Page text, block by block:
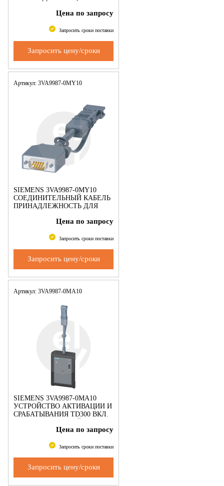
COM800, COM060Цена по запросу
Запросить сроки поставки
Запросить цену/сроки
Артикул: 3VA9987-0MY10
SIEMENS 3VA9987-0MY10
СОЕДИНИТЕЛЬНЫЙ КАБЕЛЬ
ПРИНАДЛЕЖНОСТЬ ДЛЯ
ПРИНАДЛЕЖНОСТЬ ДЛЯ
Цена по запросу
Запросить сроки поставки
Запросить цену/сроки
Артикул: 3VA9987-0MA10
SIEMENS 3VA9987-0MA10
УСТРОЙСТВО АКТИВАЦИИ И
СРАБАТЫВАНИЯ TD300 ВКЛ.
Цена по запросу
Запросить сроки поставки
Запросить цену/сроки